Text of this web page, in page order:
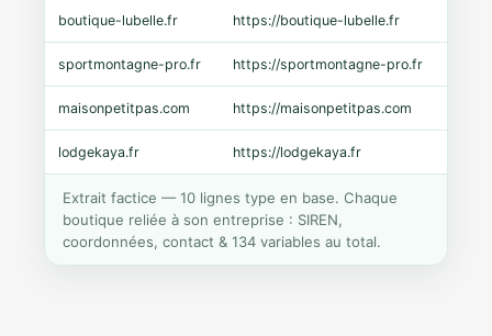
boutique-lubelle.fr https://boutique-lubelle.fr
sportmontagne-pro.fr https://sportmontagne-pro.fr
maisonpetitpas.com https://maisonpetitpas.com
lodgekaya.fr https://lodgekaya.fr
Extrait factice — 10 lignes type en base. Chaque
boutique reliée à son entreprise : SIREN,
coordonnées, contact & 134 variables au total.